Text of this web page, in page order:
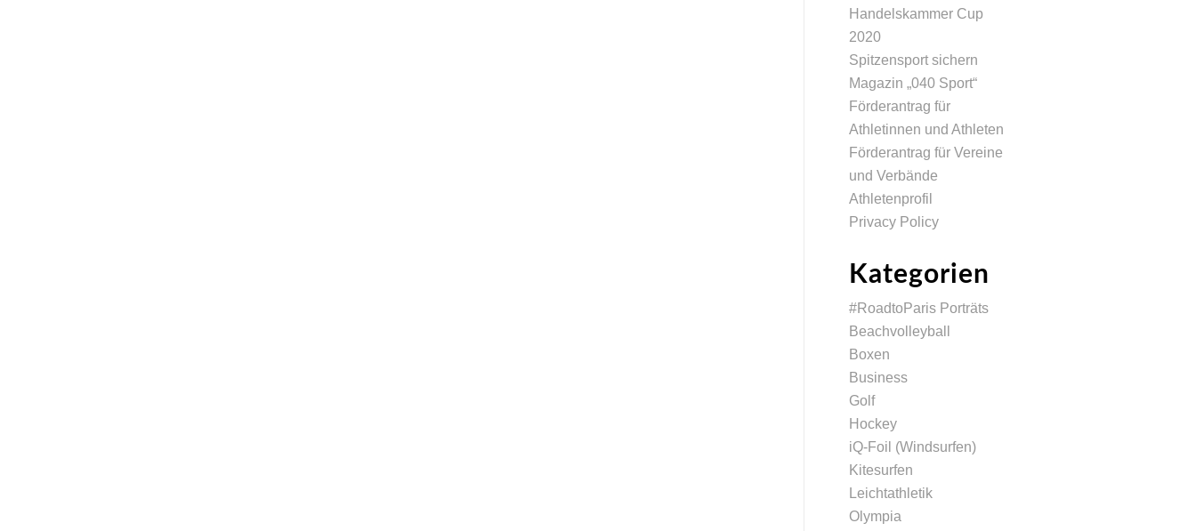
Handelskammer Cup
2020
Spitzensport sichern
Magazin „040 Sport“
Förderantrag für
Athletinnen und Athleten
Förderantrag für Vereine
und Verbände
Athletenprofil
Privacy Policy
Kategorien
#RoadtoParis Porträts
Beachvolleyball
Boxen
Business
Golf
Hockey
iQ-Foil (Windsurfen)
Kitesurfen
Leichtathletik
Olympia